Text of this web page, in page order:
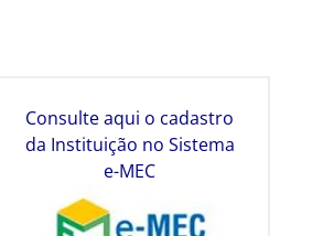
Consulte aqui o cadastro
da Instituição no Sistema
e-MEC